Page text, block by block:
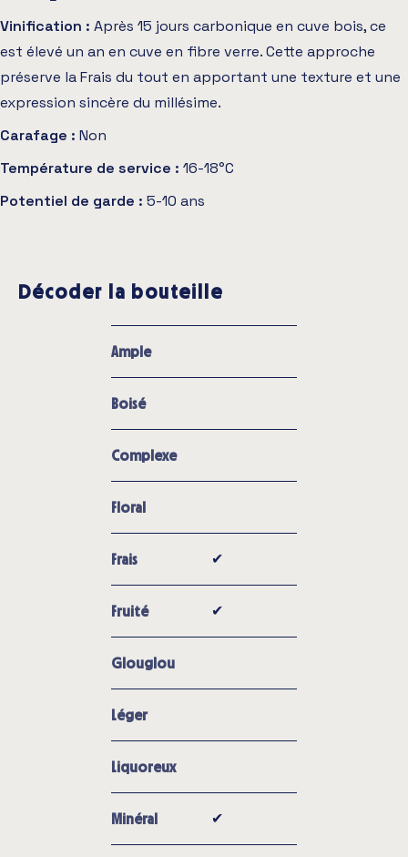
Vinification : Après 15 jours carbonique en cuve bois, ce
est élevé un an en cuve en fibre verre. Cette approche
préserve la Frais du tout en apportant une texture et une
expression sincère du millésime.
Carafage : Non
Température de service : 16-18°C
Potentiel de garde : 5-10 ans
Décoder la bouteille
Ample
Boisé
Complexe
Floral
Frais ✔︎
Fruité ✔︎
Glouglou
Léger
Liquoreux
Minéral ✔︎